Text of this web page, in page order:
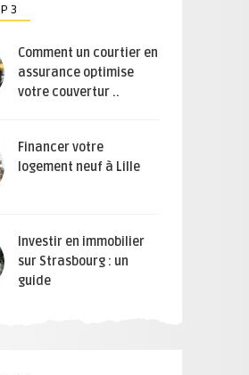
3
Comment un courtier en
assurance optimise
votre couvertur ..
Financer votre
logement neuf à Lille
Investir en immobilier
sur Strasbourg : un
guide